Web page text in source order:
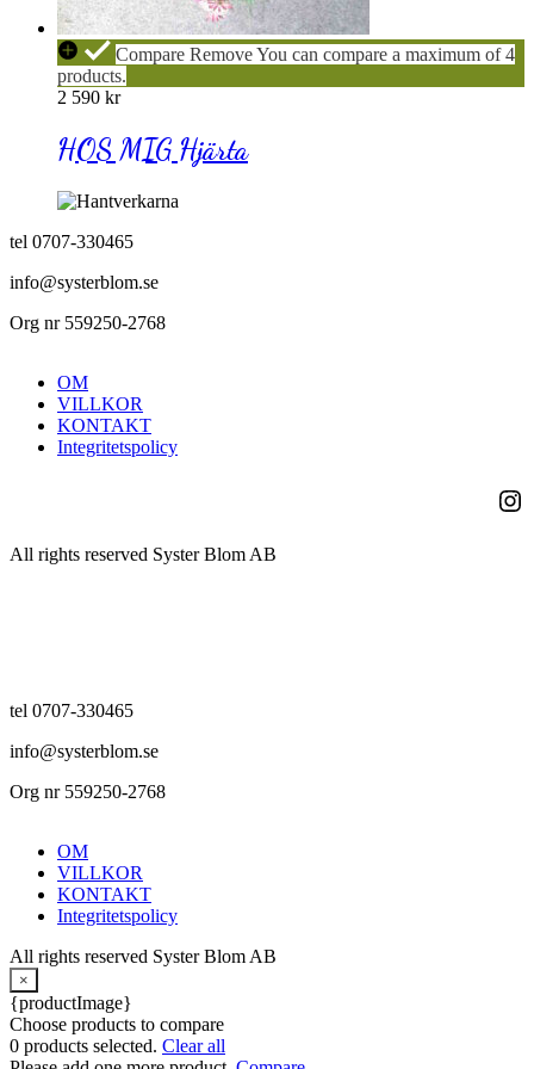
HOS
MIG
Hjärta
CompareRemoveYou can compare a maximum of 4
products.
2 590 kr
HOS MIG Hjärta
tel 0707-330465
info@systerblom.se
Org nr 559250-2768
OM
VILLKOR
KONTAKT
Integritetspolicy
All rights reserved Syster Blom AB
tel 0707-330465
info@systerblom.se
Org nr 559250-2768
OM
VILLKOR
KONTAKT
Integritetspolicy
All rights reserved Syster Blom AB
×
{productImage}
Choose products to compare
0 products selected. Clear all